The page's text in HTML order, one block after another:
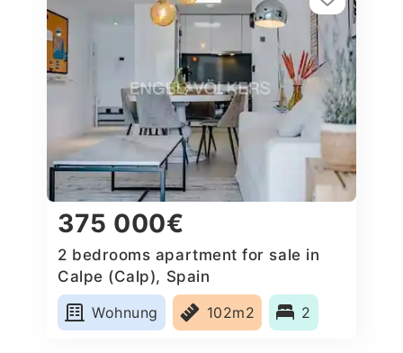
375 000€
2 bedrooms apartment for sale in
Calpe (Calp), Spain
Wohnung
102m2 2